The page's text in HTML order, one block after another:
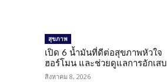
สุขภาพ
เปิด 6 น้ำมันที่ดีต่อสุขภาพหัวใจ
ฮอร์โมน และช่วยดูแลการอักเสบ
สิงหาคม 8, 2026